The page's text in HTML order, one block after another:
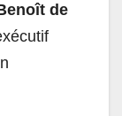
de